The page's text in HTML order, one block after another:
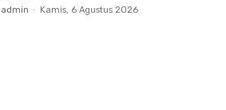
admin - Kamis, 6 Agustus 2026